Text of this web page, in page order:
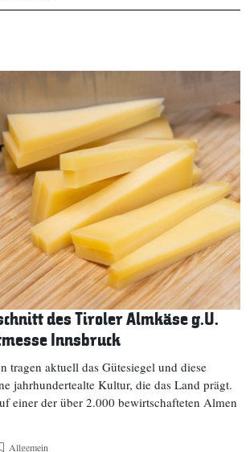
des Tiroler Almkäse g.U.
Innsbruck
tragen aktuell das Gütesiegel und diese
jahrhundertealte Kultur, die das Land prägt.
einer der über 2.000 bewirtschafteten Almen
Allgemein